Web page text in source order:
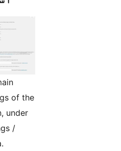
of the
under
/